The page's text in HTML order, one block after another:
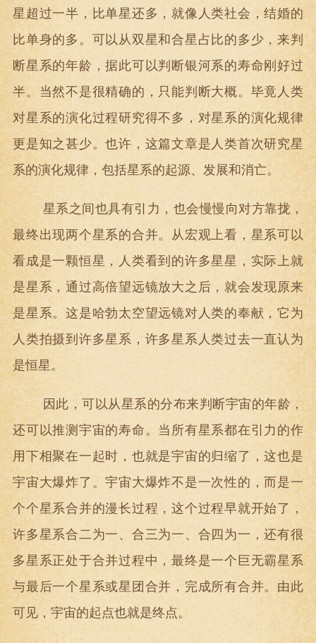
星超过一半，比单星还多，就像人类社会，结婚的
比单身的多。可以从双星和合星占比的多少，来判
断星系的年龄，据此可以判断银河系的寿命刚好过
半。当然不是很精确的，只能判断大概。毕竟人类
对星系的演化过程研究得不多，对星系的演化规律
更是知之甚少。也许，这篇文章是人类首次研究星
系的演化规律，包括星系的起源、发展和消亡。
星系之间也具有引力，也会慢慢向对方靠拢，
最终出现两个星系的合并。从宏观上看，星系可以
看成是一颗恒星，人类看到的许多星星，实际上就
是星系，通过高倍望远镜放大之后，就会发现原来
是星系。这是哈勃太空望远镜对人类的奉献，它为
人类拍摄到许多星系，许多星系人类过去一直认为
是恒星。
因此，可以从星系的分布来判断宇宙的年龄，
还可以推测宇宙的寿命。当所有星系都在引力的作
用下相聚在一起时，也就是宇宙的归缩了，这也是
宇宙大爆炸了。宇宙大爆炸不是一次性的，而是一
个个星系合并的漫长过程，这个过程早就开始了，
许多星系合二为一、合三为一、合四为一，还有很
多星系正处于合并过程中，最终是一个巨无霸星系
与最后一个星系或星团合并，完成所有合并。由此
可见，宇宙的起点也就是终点。